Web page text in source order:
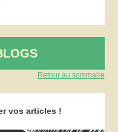
Retour au sommaire
vos articles !